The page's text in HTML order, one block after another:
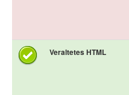
Veraltetes HTML